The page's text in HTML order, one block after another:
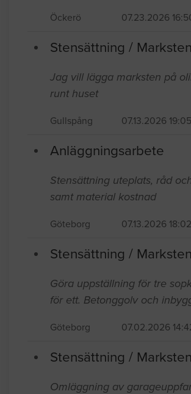
Öckerö 07.23.2026
Stensättning / Marksten
Jag vill lägga marksten på
runt huset
Gullspång 07.13.2026 19:05
Anläggningsarbete
Stensättning uteplats, råd
samt material kostnad
Göteborg 07.13.2026 18:02
Stensättning / Marksten
Göra uppställning för tre
för ett. Betonggolv och
Göteborg 07.02.2026
Stensättning / Marksten
Omläggning av